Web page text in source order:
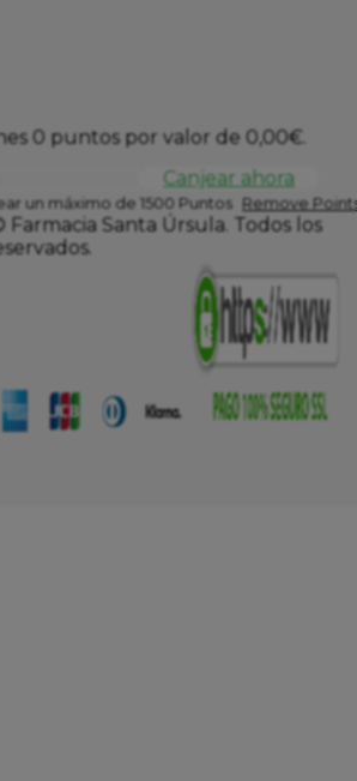
0 puntos por valor de 0,00€.
Canjear ahora
un máximo de 1500 Puntos Remove
Santa Úrsula. Todos los